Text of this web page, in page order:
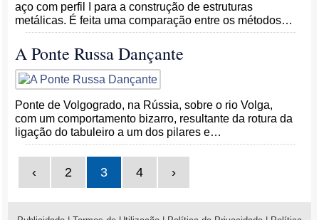
aço com perfil I para a construção de estruturas
metálicas. É feita uma comparação entre os métodos…
A Ponte Russa Dançante
Ponte de Volgogrado, na Rússia, sobre o rio Volga,
com um comportamento bizarro, resultante da rotura da
ligação do tabuleiro a um dos pilares e…
‹ 2 3 4 ›